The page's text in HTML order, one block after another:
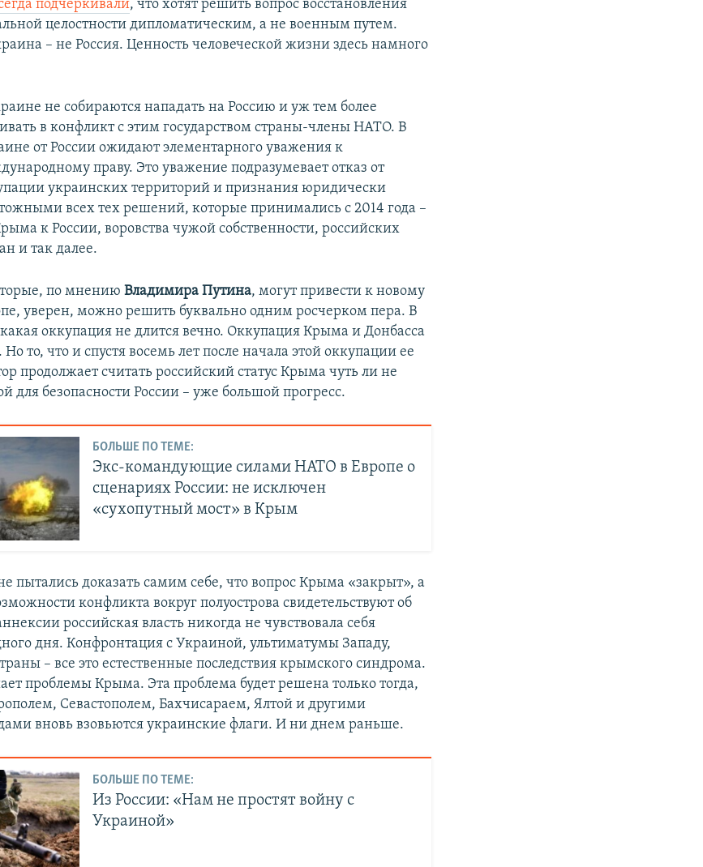
подчеркивали, что хотят решить вопрос восстановления
целостности дипломатическим, а не военным путем.
– не Россия. Ценность человеческой жизни здесь намного
не собираются нападать на Россию и уж тем более
в конфликт с этим государством страны-члены НАТО. В
от России ожидают элементарного уважения к
праву. Это уважение подразумевает отказ от
украинских территорий и признания юридически
всех тех решений, которые принимались с 2014 года –
к России, воровства чужой собственности, российских
и так далее.
по мнениюВладимира Путина, могут привести к новому
уверен, можно решить буквально одним росчерком пера. В
оккупация не длится вечно. Оккупация Крыма и Донбасса
то, что и спустя восемь лет после начала этой оккупации ее
продолжает считать российский статус Крыма чуть ли не
для безопасности России – уже большой прогресс.
БОЛЬШЕ ПО ТЕМЕ:
Экс-командующие силами НАТО в Европе о
сценариях России: не исключен
«сухопутный мост» в Крым
пытались доказать самим себе, что вопрос Крыма «закрыт», а
конфликта вокруг полуострова свидетельствуют об
российская власть никогда не чувствовала себя
дня. Конфронтация с Украиной, ультиматумы Западу,
– все это естественные последствия крымского синдрома.
проблемы Крыма. Эта проблема будет решена только тогда,
Севастополем, Бахчисараем, Ялтой и другими
вновь взовьются украинские флаги. И ни днем раньше.
БОЛЬШЕ ПО ТЕМЕ:
Из России: «Нам не простят войну с
Украиной»